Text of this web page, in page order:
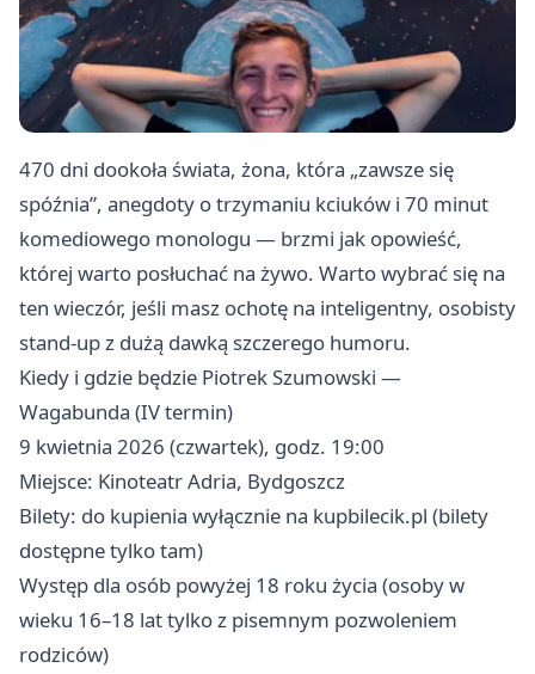
470 dni dookoła świata, żona, która „zawsze się
spóźnia”, anegdoty o trzymaniu kciuków i 70 minut
komediowego monologu — brzmi jak opowieść,
której warto posłuchać na żywo. Warto wybrać się na
ten wieczór, jeśli masz ochotę na inteligentny, osobisty
stand-up z dużą dawką szczerego humoru.
Kiedy i gdzie będzie Piotrek Szumowski —
Wagabunda (IV termin)
9 kwietnia 2026 (czwartek), godz. 19:00
Miejsce: Kinoteatr Adria, Bydgoszcz
Bilety: do kupienia wyłącznie na kupbilecik.pl (bilety
dostępne tylko tam)
Występ dla osób powyżej 18 roku życia (osoby w
wieku 16–18 lat tylko z pisemnym pozwoleniem
rodziców)